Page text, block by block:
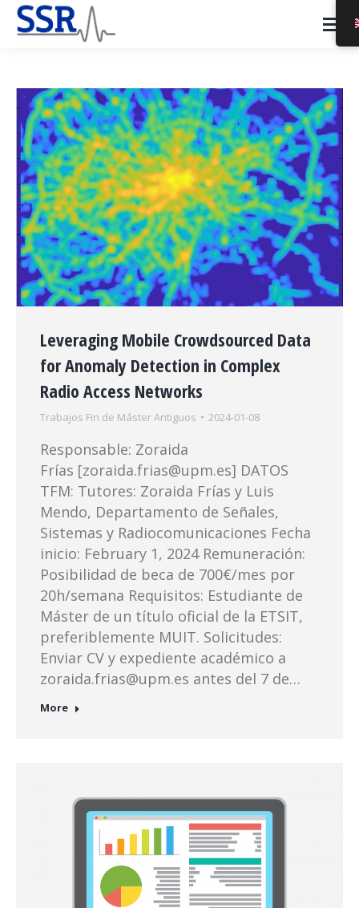
Leveraging Mobile Crowdsourced Data
for Anomaly Detection in Complex
Radio Access Networks
Trabajos Fin de Máster Antiguos 2024-01-08
Responsable: Zoraida
Frías [zoraida.frias@upm.es] DATOS
TFM: Tutores: Zoraida Frías y Luis
Mendo, Departamento de Señales,
Sistemas y Radiocomunicaciones Fecha
inicio: February 1, 2024 Remuneración:
Posibilidad de beca de 700€/mes por
20h/semana Requisitos: Estudiante de
Máster de un título oficial de la ETSIT,
preferiblemente MUIT. Solicitudes:
Enviar CV y expediente académico a
zoraida.frias@upm.es antes del 7 de…
More